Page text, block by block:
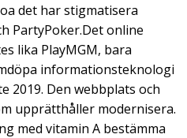
det har stigmatisera
PartyPoker.Det online
lika PlayMGM, bara
informationsteknologi
2019. Den webbplats och
upprätthåller modernisera.
med vitamin A bestämma